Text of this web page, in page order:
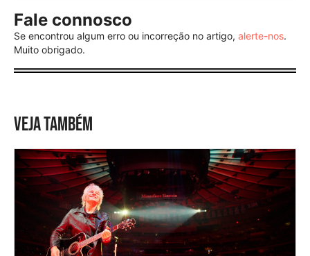
Fale connosco
Se encontrou algum erro ou incorreção no artigo, alerte-nos.
Muito obrigado.
VEJA TAMBÉM